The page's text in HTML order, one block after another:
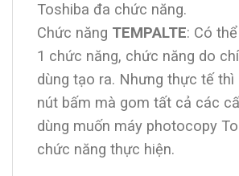
Toshiba đa chức năng.
Chức năng TEMPALTE: Có
1 chức năng, chức năng do
dùng tạo ra. Nhưng thực tế thì
nút bấm mà gom tất cả các
dùng muốn máy photocopy
chức năng thực hiện.